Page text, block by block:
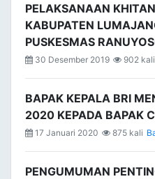
PELAKSANAAN
KABUPATEN
PUSKESMAS
30 Desember 2019 902 kali
BAPAK KEPALA BRI
2020 KEPADA BAPAK
17 Januari 2020 875 kali
PENGUMUMAN